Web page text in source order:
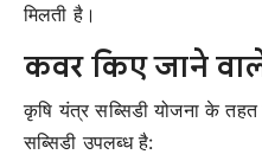
मिलती है।
कवर किए जाने
कृषि यंत्र सब्सिडी योजना के
सब्सिडी उपलब्ध है: